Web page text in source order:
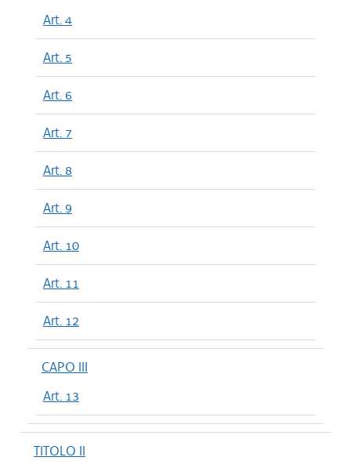
Art. 4
Art. 5
Art. 6
Art. 7
Art. 8
Art. 9
Art. 10
Art. 11
Art. 12
CAPO III
Art. 13
TITOLO II